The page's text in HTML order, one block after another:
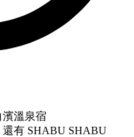
濱溫泉宿
還有 SHABU SHABU